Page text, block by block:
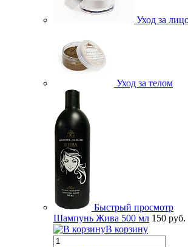
Уход за
Уход за телом
Быстрый просмотр
Шампунь Жива 500 мл 150 руб.
В корзину